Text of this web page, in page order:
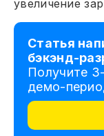
увеличение
Статья
бэкэнд-
Получите
демо-